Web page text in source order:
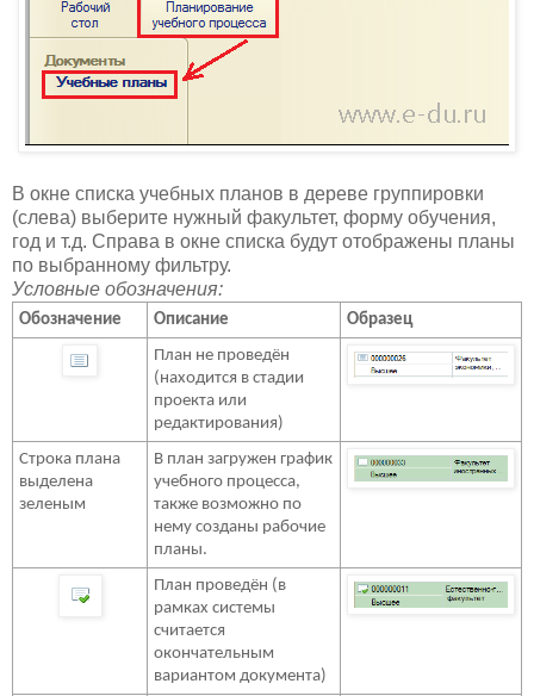
В окне списка учебных планов в дереве группировки
(слева) выберите нужный факультет, форму обучения,
год и т.д. Справа в окне списка будут отображены планы
по выбранному фильтру.
Условные обозначения:
Обозначение Описание
Образец
План не проведён
(находится в стадии
проекта или
редактирования)
Строка плана
выделена
зеленым
В план загружен график
учебного процесса,
также возможно по
нему созданы рабочие
планы.
План проведён ( в
рамках системы
считается
окончательным
вариантом документа)